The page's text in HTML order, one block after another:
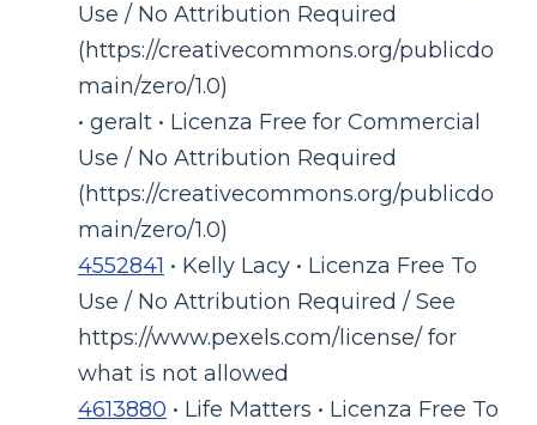
Use / No Attribution Required
(https://creativecommons.org/publicdo
main/zero/1.0)
• geralt • Licenza Free for Commercial
Use / No Attribution Required
(https://creativecommons.org/publicdo
main/zero/1.0)
4552841 • Kelly Lacy • Licenza Free To
Use / No Attribution Required / See
https://www.pexels.com/license/ for
what is not allowed
4613880 • Life Matters • Licenza Free To